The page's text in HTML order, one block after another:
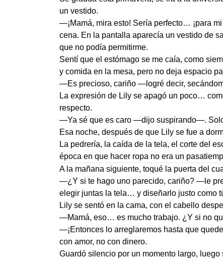
un vestido.
—¡Mamá, mira esto! Sería perfecto… ¡para
cena. En la pantalla aparecía un vestido de
que no podía permitirme.
Sentí que el estómago se me caía, como
y comida en la mesa, pero no deja espacio
—Es precioso, cariño —logré decir,
La expresión de Lily se apagó un poco…
respecto.
—Ya sé que es caro —dijo suspirando—.
Esa noche, después de que Lily se fue a
La pedrería, la caída de la tela, el corte del
época en que hacer ropa no era un
A la mañana siguiente, toqué la puerta del
—¿Y si te hago uno parecido, cariño? —le
elegir juntas la tela… y diseñarlo justo como
Lily se sentó en la cama, con el cabello
—Mamá, eso… es mucho trabajo. ¿Y si no
—¡Entonces lo arreglaremos hasta que
con amor, no con dinero.
Guardó silencio por un momento largo, luego